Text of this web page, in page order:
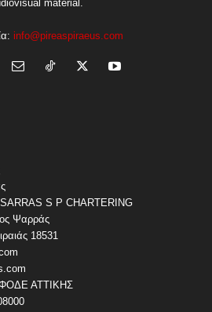
material.
info@pireaspiraeus.com
S P CHARTERING
Ψαρράς
18531
ΑΤΤΙΚΗΣ